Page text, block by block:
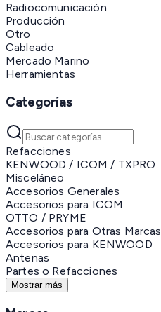
Radiocomunicación
Producción
Otro
Cableado
Mercado Marino
Herramientas
Categorías
Refacciones
KENWOOD / ICOM / TXPRO
Misceláneo
Accesorios Generales
Accesorios para ICOM
OTTO / PRYME
Accesorios para Otras Marcas
Accesorios para KENWOOD
Antenas
Partes o Refacciones
Mostrar más